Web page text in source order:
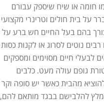
חומה או שיח שיספק עבורם
על בית חולים וטרינרי מקצועי
בהם בעל החיים חש ברע על
נוטים לסרוג או לקנות כסות
לבעלי חיים מסוימים ומספקים
גופם עולה מעט. כלבים
מהבית כאשר יש סופה וקר
להלבישם בבגד מותאם להם,